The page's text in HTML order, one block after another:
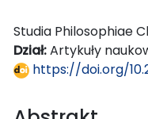
Studia Philosophiae
Dział:Artykuły
https://doi.org/